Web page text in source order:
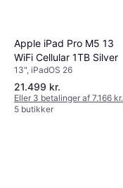
Apple iPad Pro M5 13
WiFi Cellular 1TB Silver
13", iPadOS 26
21.499 kr.
Eller 3 betalinger af 7.166 kr.
5 butikker